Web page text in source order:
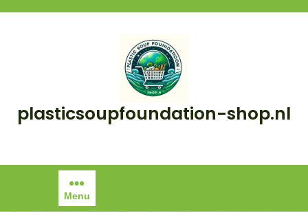
plasticsoupfoundation-shop.nl
Menu